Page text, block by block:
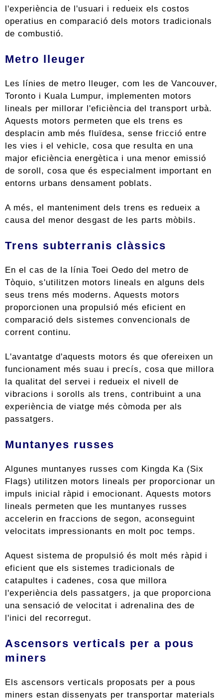
l'experiència de l'usuari i redueix els costos
operatius en comparació dels motors tradicionals
de combustió.
Metro lleuger
Les línies de metro lleuger, com les de Vancouver,
Toronto i Kuala Lumpur, implementen motors
lineals per millorar l'eficiència del transport urbà.
Aquests motors permeten que els trens es
desplacin amb més fluïdesa, sense fricció entre
les vies i el vehicle, cosa que resulta en una
major eficiència energètica i una menor emissió
de soroll, cosa que és especialment important en
entorns urbans densament poblats.
A més, el manteniment dels trens es redueix a
causa del menor desgast de les parts mòbils.
Trens subterranis clàssics
En el cas de la línia Toei Oedo del metro de
Tòquio, s'utilitzen motors lineals en alguns dels
seus trens més moderns. Aquests motors
proporcionen una propulsió més eficient en
comparació dels sistemes convencionals de
corrent continu.
L'avantatge d'aquests motors és que ofereixen un
funcionament més suau i precís, cosa que millora
la qualitat del servei i redueix el nivell de
vibracions i sorolls als trens, contribuint a una
experiència de viatge més còmoda per als
passatgers.
Muntanyes russes
Algunes muntanyes russes com Kingda Ka (Six
Flags) utilitzen motors lineals per proporcionar un
impuls inicial ràpid i emocionant. Aquests motors
lineals permeten que les muntanyes russes
accelerin en fraccions de segon, aconseguint
velocitats impressionants en molt poc temps.
Aquest sistema de propulsió és molt més ràpid i
eficient que els sistemes tradicionals de
catapultes i cadenes, cosa que millora
l'experiència dels passatgers, ja que proporciona
una sensació de velocitat i adrenalina des de
l'inici del recorregut.
Ascensors verticals per a pous
miners
Els ascensors verticals proposats per a pous
miners estan dissenyats per transportar materials